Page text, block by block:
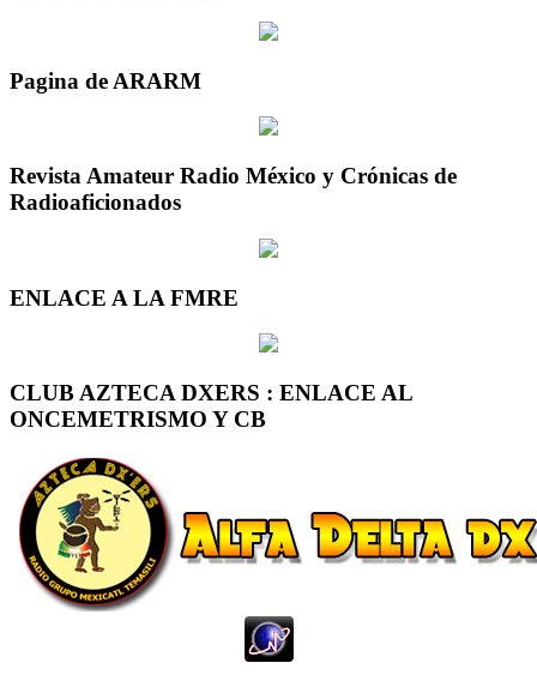
Pagina de ARARM
Revista Amateur Radio México y Crónicas de
Radioaficionados
ENLACE A LA FMRE
CLUB AZTECA DXERS : ENLACE AL
ONCEMETRISMO Y CB